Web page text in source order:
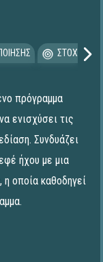
πρόγραμμα
ενισχύσει τις
Συνδυάζει
ήχου με μια
η οποία καθοδηγεί